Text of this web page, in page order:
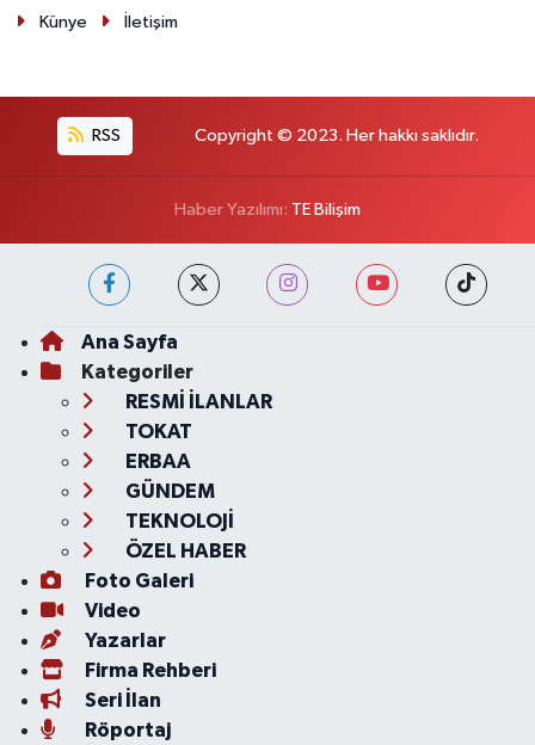
Künye İletişim
RSS Copyright © 2023. Her hakkı saklıdır.
Haber Yazılımı: TE Bilişim
Ana Sayfa
Kategoriler
RESMİ İLANLAR
TOKAT
ERBAA
GÜNDEM
TEKNOLOJİ
ÖZEL HABER
Foto Galeri
Video
Yazarlar
Firma Rehberi
Seri İlan
Röportaj